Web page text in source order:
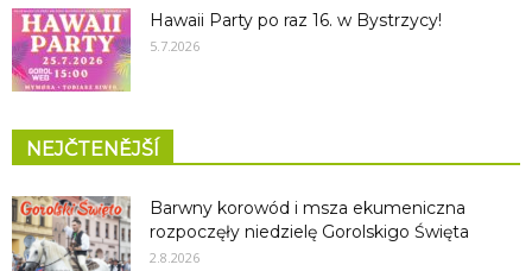
Hawaii Party po raz 16. w Bystrzycy!
5.7.2026
NEJČTENĚJŠÍ
Barwny korowód i msza ekumeniczna
rozpoczęły niedzielę Gorolskigo Święta
2.8.2026